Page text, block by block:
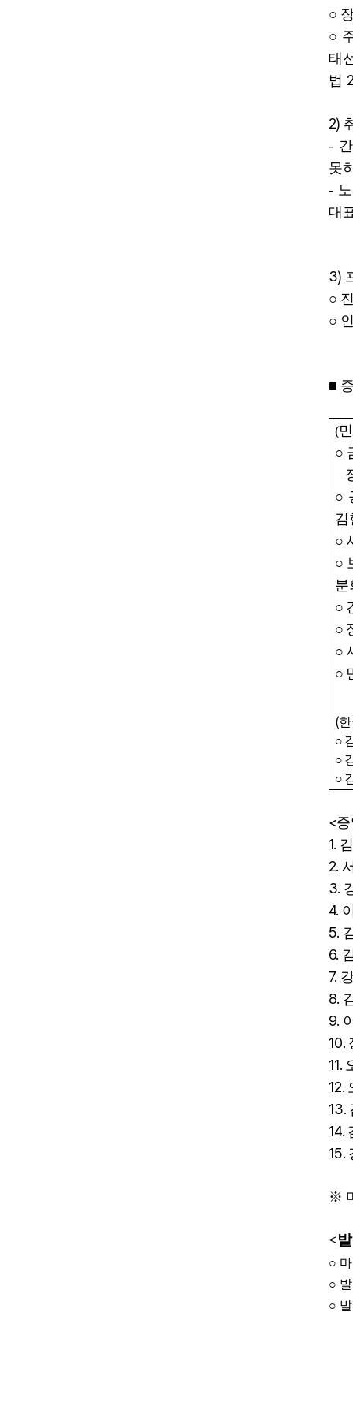
○
○
태
법
2)
-
못
-
대
3)
○
○
■
(
○
○
김
○
○
분
○
○
○
○
(
○
○
○
<
1.
2.
3.
4.
5.
6.
7.
8.
9.
10.
11.
12.
13.
14.
15.
※
<
○
○
○